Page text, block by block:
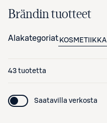
Brändin tuotteet
Alakategoriat KOSMETIIKKA
43 tuotetta
Saatavilla verkosta